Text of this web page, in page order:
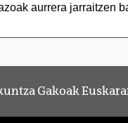
aurrera jarraitzen
Gakoak